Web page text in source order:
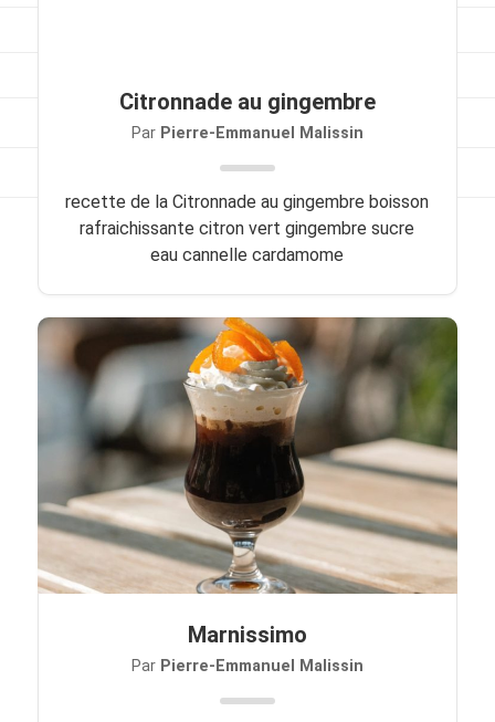
Contact
Mes livres
Politique de cookies (UE)
Citronnade au gingembre
Par Pierre-Emmanuel Malissin
recette de la Citronnade au gingembre boisson
rafraichissante citron vert gingembre sucre
eau cannelle cardamome
Marnissimo
Par Pierre-Emmanuel Malissin